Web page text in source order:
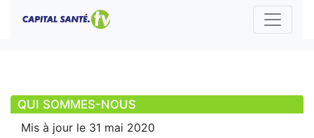
QUI SOMMES-NOUS
Mis à jour le 31 mai 2020